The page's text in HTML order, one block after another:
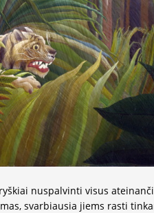
nuspalvinti visus
svarbiausia jiems rasti